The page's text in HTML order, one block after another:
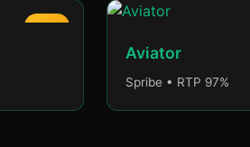
HOT
Aviator
Spribe • RTP 97%